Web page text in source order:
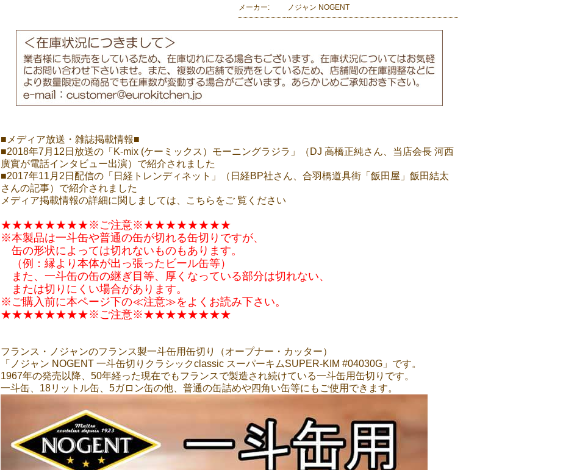
メーカー: ノジャン NOGENT
■メディア放送・雑誌掲載情報■
■2018年7月12日放送の「K-mix (ケーミックス）モーニングラジラ」（DJ 高橋正純さん、当店会長 河西
廣實が電話インタビュー出演）で紹介されました
■2017年11月2日配信の「日経トレンディネット」（日経BP社さん、合羽橋道具街「飯田屋」飯田結太
さんの記事）で紹介されました
メディア掲載情報の詳細に関しましては、こちらをご 覧ください
★★★★★★★★※ご注意※★★★★★★★★
※本製品は一斗缶や普通の缶が切れる缶切りですが、
缶の形状によっては切れないものもあります。
（例：縁より本体が出っ張ったビール缶等）
また、一斗缶の缶の継ぎ目等、厚くなっている部分は切れない、
または切りにくい場合があります。
※ご購入前に本ページ下の≪注意≫をよくお読み下さい。
★★★★★★★★※ご注意※★★★★★★★★
フランス・ノジャンのフランス製一斗缶用缶切り（オープナー・カッター）
「ノジャン NOGENT 一斗缶切りクラシックclassic スーパーキムSUPER-KIM #04030G」です。
1967年の発売以降、50年経った現在でもフランスで製造され続けている一斗缶用缶切りです。
一斗缶、18リットル缶、5ガロン缶の他、普通の缶詰めや四角い缶等にもご使用できます。